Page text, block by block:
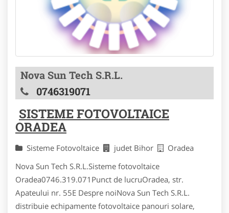
Nova Sun Tech S.R.L.
0746319071
SISTEME FOTOVOLTAICE
ORADEA
Sisteme Fotovoltaice judet Bihor
Oradea
Nova Sun Tech S.R.L.Sisteme fotovoltaice
Oradea0746.319.071Punct de lucruOradea, str.
Apateului nr. 55E Despre noi Nova Sun Tech S.R.L.
distribuie echipamente fotovoltaice panouri solare,